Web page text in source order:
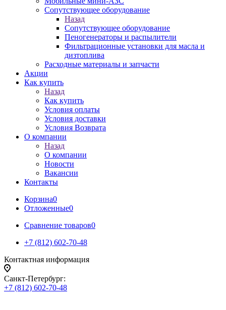
Сопутствующее оборудование
Назад
Сопутствующее оборудование
Пеногенераторы и распылители
Фильтрационные установки для масла и
дизтоплива
Расходные материалы и запчасти
Акции
Как купить
Назад
Как купить
Условия оплаты
Условия доставки
Условия Возврата
О компании
Назад
О компании
Новости
Вакансии
Контакты
Корзина0
Отложенные0
Сравнение товаров0
+7 (812) 602-70-48
Контактная информация
Санкт-Петербург:
+7 (812) 602-70-48